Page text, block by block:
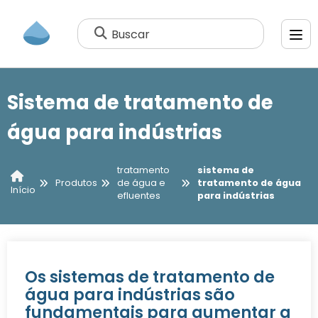
Buscar
Sistema de tratamento de
água para indústrias
Início
Produtos
tratamento
de água e
efluentes
sistema de
tratamento de água
para indústrias
Os sistemas de tratamento de
água para indústrias são
fundamentais para aumentar a